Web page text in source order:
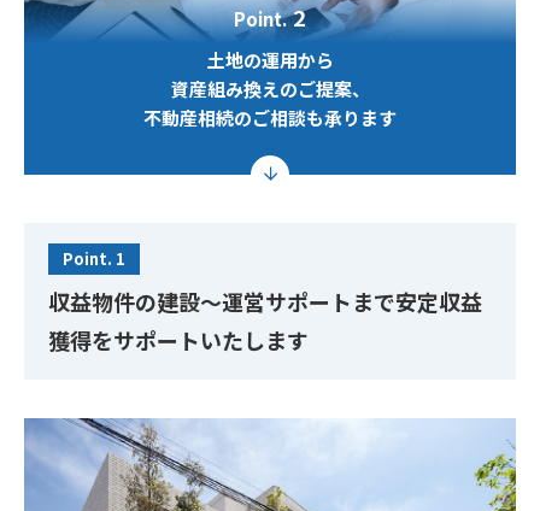
Point. 2
土地の運用から
資産組み換えのご提案、
不動産相続のご相談も承ります
Point. 1
収益物件の建設～運営サポートまで安定収益
獲得をサポートいたします